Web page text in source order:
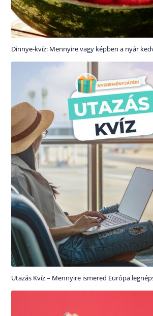
Dinnye-kvíz: Mennyire vagy képben a nyár
Utazás Kvíz – Mennyire ismered Európa